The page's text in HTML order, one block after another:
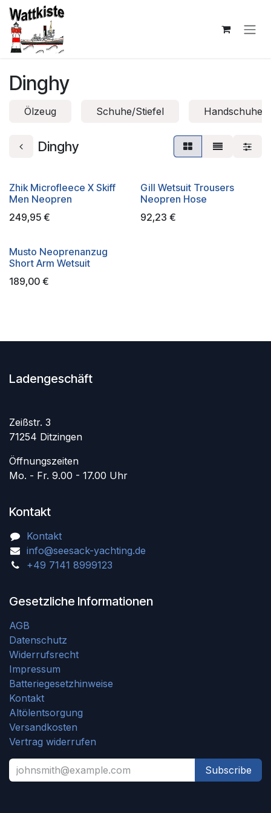
Zum Inhalt springen
Dinghy
Ölzeug Schuhe/Stiefel Handschuhe
Dinghy
Zhik Microfleece X Skiff
Men Neopren
249,95 €
Gill Wetsuit Trousers
Neopren Hose
92,23 €
Musto Neoprenanzug
Short Arm Wetsuit
189,00 €
Ladengeschäft
Zeißstr. 3
71254 Ditzingen
Öffnungszeiten
Mo. - Fr. 9.00 - 17.00 Uhr
Kontakt
Kontakt
info@seesack-yachting.de
+49 7141 8999123
Gesetzliche Informationen
AGB
Datenschutz
Widerrufsrecht
Impressum
Batteriegesetzhinweise
Kontakt
Altölentsorgung
Versandkosten
Vertrag widerrufen
Subscribe